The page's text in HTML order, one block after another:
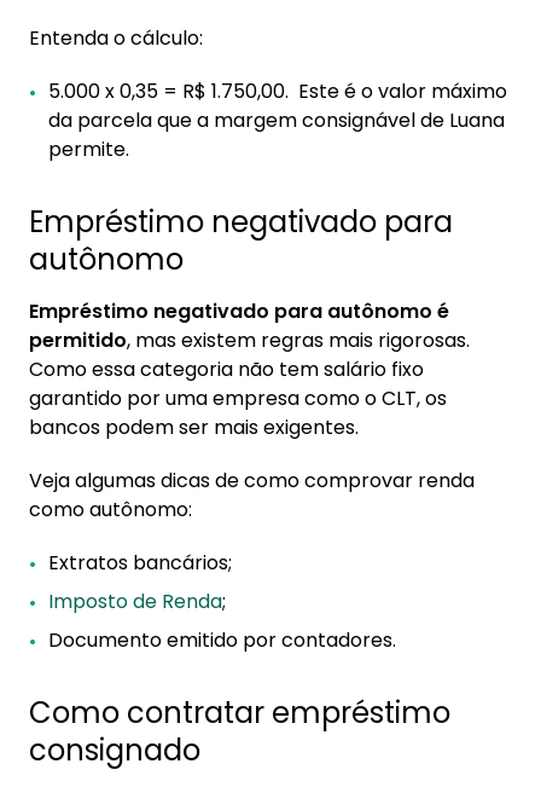
Entenda o cálculo:
5.000 x 0,35 = R$ 1.750,00. Este é o valor máximo
da parcela que a margem consignável de Luana
permite.
Empréstimo negativado para
autônomo
Empréstimo negativado para autônomo é
permitido, mas existem regras mais rigorosas.
Como essa categoria não tem salário fixo
garantido por uma empresa como o CLT, os
bancos podem ser mais exigentes.
Veja algumas dicas de como comprovar renda
como autônomo:
Extratos bancários;
Imposto de Renda;
Documento emitido por contadores.
Como contratar empréstimo
consignado